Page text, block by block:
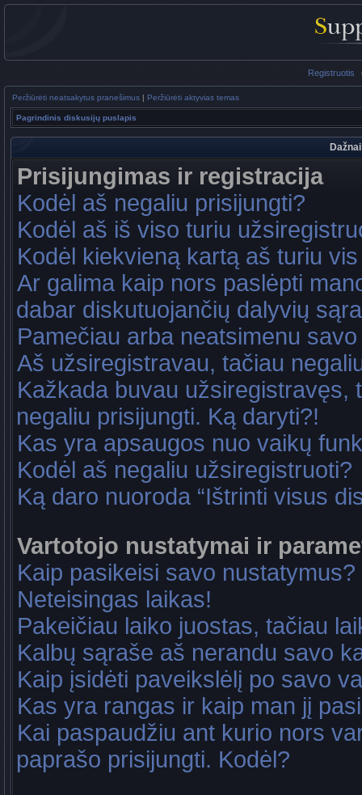
Registruotis
Peržiūrėti neatsakytus pranešimus | Peržiūrėti aktyvias temas
Pagrindinis diskusijų puslapis
Prisijungimas ir registracija
Kodėl aš negaliu prisijungti?
Kodėl aš iš viso turiu
Kodėl kiekvieną kartą aš turiu
Ar galima kaip nors paslėpti
dabar diskutuojančių dalyvių
Pamečiau arba neatsimenu
Aš užsiregistravau, tačiau
Kažkada buvau užsiregistravęs,
negaliu prisijungti. Ką daryti?!
Kas yra apsaugos nuo vaikų
Kodėl aš negaliu užsiregistruoti?
Ką daro nuoroda “Ištrinti visus
Vartotojo nustatymai ir
Kaip pasikeisi savo nustatymus?
Neteisingas laikas!
Pakeičiau laiko juostas, tačiau
Kalbų sąraše aš nerandu savo
Kaip įsidėti paveikslėlį po savo
Kas yra rangas ir kaip man jį
Kai paspaudžiu ant kurio nors
paprašo prisijungti. Kodėl?